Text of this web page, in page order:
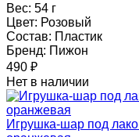
Вес: 54 г
Цвет: Розовый
Состав: Пластик
Бренд: Пижон
490 ₽
Нет в наличии
Игрушка-шар под